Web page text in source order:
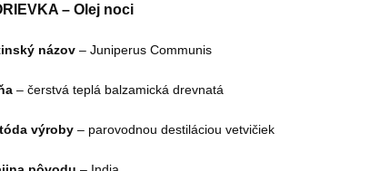
– Olej noci
názov – Juniperus Communis
– čerstvá teplá balzamická drevnatá
výroby – parovodnou destiláciou vetvičiek